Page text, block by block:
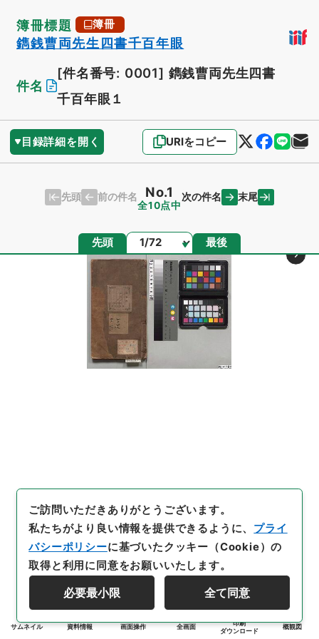
簿冊標題 簿冊
鐫銭曹両先生四書千百年眼
件名
[件名番号: 0001] 鐫銭曹両先生四書
千百年眼１
目録詳細を開く URIをコピー
先頭 前の件名 No.1
全10点中
次の件名 末尾
先頭 ページ 最後
サムネイル 資料情報 画面操作 全画面
印刷
ダウンロード
概観図
ご訪問いただきありがとうございます。
私たちがより良い情報を提供できるように、 プライ
バシーポリシーに基づいたクッキー（Cookie）の
取得と利用に同意をお願いいたします。
必要最小限 全て同意